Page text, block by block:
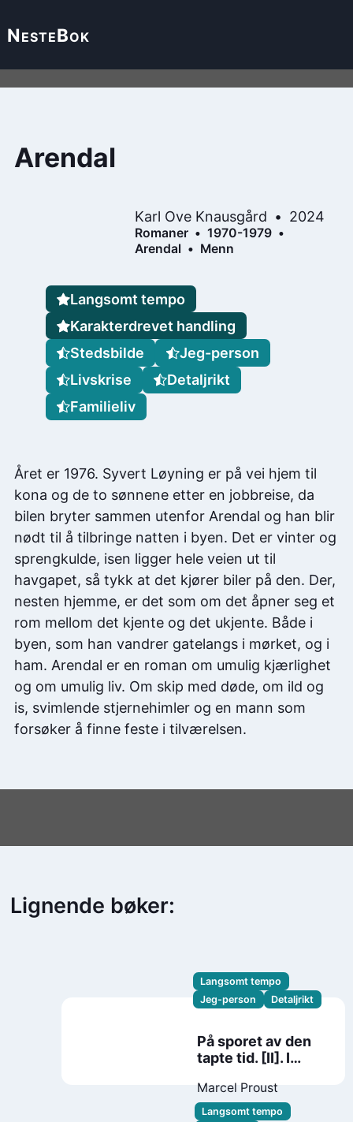
NesteBok
Arendal
Karl Ove Knausgård 2024
Romaner
1970-1979
Arendal
Menn
Året er 1976. Syvert Løyning er på vei hjem til
kona og de to sønnene etter en jobbreise, da
bilen bryter sammen utenfor Arendal og han blir
nødt til å tilbringe natten i byen. Det er vinter og
sprengkulde, isen ligger hele veien ut til
havgapet, så tykk at det kjører biler på den. Der,
nesten hjemme, er det som om det åpner seg et
rom mellom det kjente og det ukjente. Både i
byen, som han vandrer gatelangs i mørket, og i
ham. Arendal er en roman om umulig kjærlighet
og om umulig liv. Om skip med døde, om ild og
is, svimlende stjernehimler og en mann som
forsøker å finne feste i tilværelsen.
Langsomt tempo
Karakterdrevet handling
Stedsbilde
Jeg-person
Livskrise
Detaljrikt
Familieliv
Lignende bøker:
Langsomt tempo
Jeg-person
Detaljrikt
På sporet av den
tapte tid. [II]. I
blomst
Marcel Proust
Langsomt tempo